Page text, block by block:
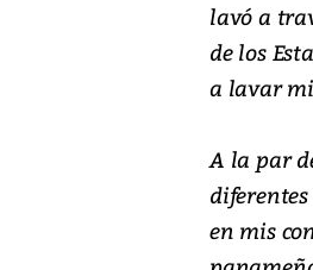
lavó a
de los
a lavar
A la par
en mis